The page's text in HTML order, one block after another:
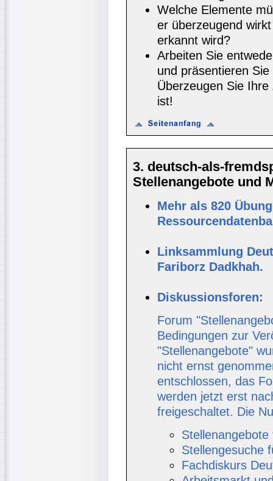
Welche Elemente
er überzeugend
erkannt wird?
Arbeiten Sie
und präsentieren
Überzeugen Sie
ist!
3. deutsch-als-
Stellenangebote und
Mehr als 820
Linksammlung
Fariborz Dadkhah.
Diskussionsforen:
Forum
Bedingungen zur
"Stellenangebote"
nicht ernst
entschlossen, das
werden jetzt erst
freigeschaltet. Die
Stellengesuche
Fachdiskurs